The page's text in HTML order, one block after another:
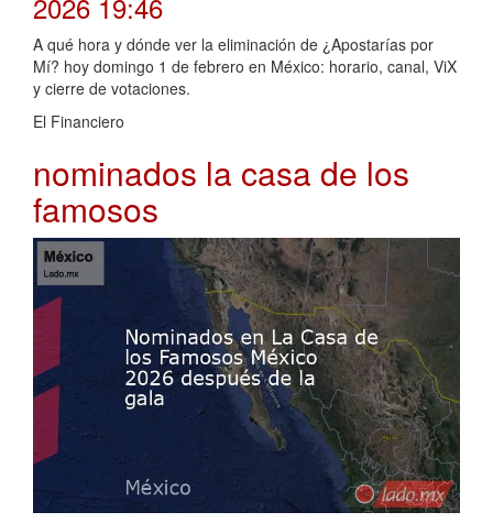
A qué hora y dónde ver la eliminación de ¿Apostarías por
Mí? hoy domingo 1 de febrero en México: horario, canal, ViX
y cierre de votaciones.
El Financiero
nominados la casa de los
famosos